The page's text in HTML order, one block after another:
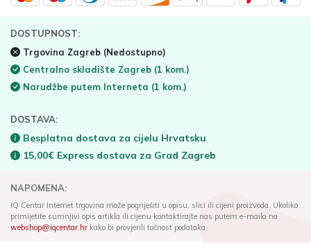
DOSTUPNOST:
Trgovina Zagreb (Nedostupno)
Centralno skladište Zagreb (1 kom.)
Narudžbe putem Interneta (1 kom.)
DOSTAVA:
Besplatna dostava za cijelu Hrvatsku
15,00€ Express dostava za Grad Zagreb
NAPOMENA:
IQ Centar Internet trgovina može pogriješiti u opisu, slici ili cijeni proizvoda. Ukoliko
primijetite sumnjivi opis artikla ili cijenu kontaktirajte nas putem e-maila na
webshop@iqcentar.hrkako bi provjerili točnost podataka.